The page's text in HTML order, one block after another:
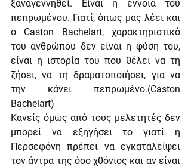
ξαναγεννηθεί. Είναι η έννοια του
πεπρωμένου. Γιατί, όπως μας λέει και
ο Caston Bachelart, χαρακτηριστικό
του ανθρώπου δεν είναι η φύση του,
είναι η ιστορία του που θέλει να τη
ζήσει, να τη δραματοποιήσει, για να
την κάνει πεπρωμένο.(Caston
Bachelart)
Κανείς όμως από τους μελετητές δεν
μπορεί να εξηγήσει το γιατί η
Περσεφόνη πρέπει να εγκαταλείψει
τον άντρα της όσο χθόνιος και αν είναι